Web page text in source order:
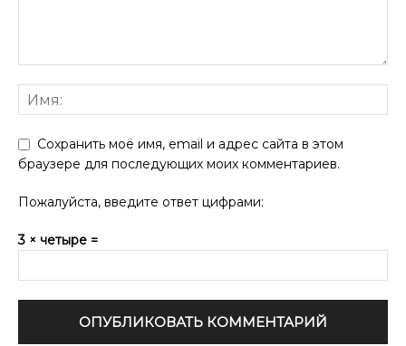
Сохранить моё имя, email и адрес сайта в этом
браузере для последующих моих комментариев.
Пожалуйста, введите ответ цифрами:
3 × четыре =